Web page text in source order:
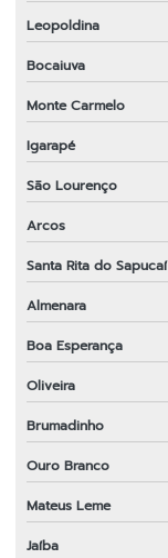
Leopoldina
Bocaiuva
Monte Carmelo
Igarapé
São Lourenço
Arcos
Santa Rita do Sapucaí
Almenara
Boa Esperança
Oliveira
Brumadinho
Ouro Branco
Mateus Leme
Jaíba